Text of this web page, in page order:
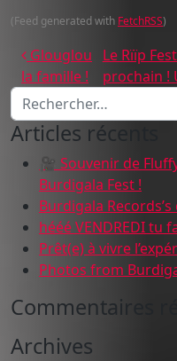
(Feed generated with FetchRSS)
Navigation
Glouglou
la famille !
Le Rïïp
prochain !
Recherche pour :
Articles récents
🎥 Souvenir de
Burdigala Fest !
Burdigala
hééé VENDREDI tu
Prêt(e) à vivre
Photos from
Commentaires
Archives